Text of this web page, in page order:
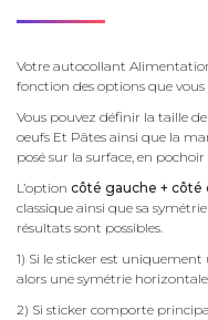
Votre autocollant
fonction des options que vous
Vous pouvez définir la taille
oeufs Et Pâtes ainsi que la
posé sur la surface, en
L’option côté gauche + côté
classique ainsi que sa
résultats sont possibles.
1) Si le sticker est
alors une symétrie horizontale
2) Si sticker comporte